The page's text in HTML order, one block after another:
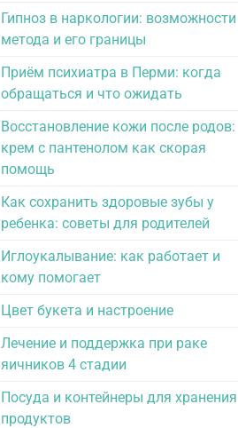
Гипноз в наркологии: возможности
метода и его границы
Приём психиатра в Перми: когда
обращаться и что ожидать
Восстановление кожи после родов:
крем с пантенолом как скорая
помощь
Как сохранить здоровые зубы у
ребенка: советы для родителей
Иглоукалывание: как работает и
кому помогает
Цвет букета и настроение
Лечение и поддержка при раке
яичников 4 стадии
Посуда и контейнеры для хранения
продуктов